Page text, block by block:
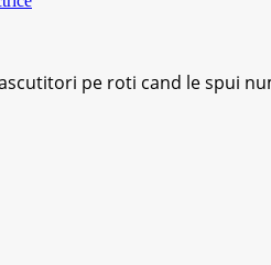
pe roti cand le spui